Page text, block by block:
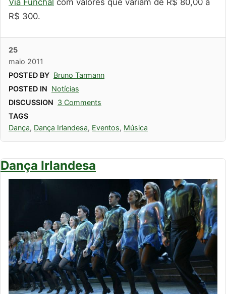
Via Funchal com valores que variam de R$ 80,00 à
R$ 300.
25
maio 2011
POSTED BY Bruno Tarmann
POSTED IN Notícias
DISCUSSION 3 Comments
TAGS
Dança, Dança Irlandesa, Eventos, Música
Dança Irlandesa